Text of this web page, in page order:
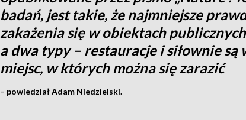
badań, jest takie, że najmniejsze
zakażenia się w obiektach
a dwa typy – restauracje i siłownie są
miejsc, w których można się zarazić
– powiedział Adam Niedzielski.